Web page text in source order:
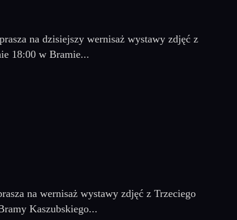
na dzisiejszy wernisaż wystawy zdjęć z
18:00 w Bramie...
na wernisaż wystawy zdjęć z Trzeciego
Kaszubskiego...